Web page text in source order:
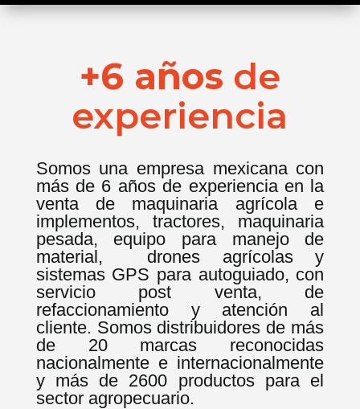
+6 años de
experiencia
Somos una empresa mexicana con
más de 6 años de experiencia en la
venta de maquinaria agrícola e
implementos, tractores, maquinaria
pesada, equipo para manejo de
material, drones agrícolas y
sistemas GPS para autoguiado, con
servicio post venta, de
refaccionamiento y atención al
cliente. Somos distribuidores de más
de 20 marcas reconocidas
nacionalmente e internacionalmente
y más de 2600 productos para el
sector agropecuario.